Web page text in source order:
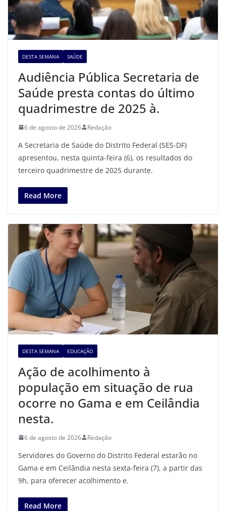
DESTA SEMANA SAÚDE
Audiência Pública Secretaria de
Saúde presta contas do último
quadrimestre de 2025 à.
6 de agosto de 2026 Redação
A Secretaria de Saúde do Distrito Federal (SES-DF)
apresentou, nesta quinta-feira (6), os resultados do
terceiro quadrimestre de 2025 durante.
Read More
DESTA SEMANA EDUCAÇÃO
Ação de acolhimento à
população em situação de rua
ocorre no Gama e em Ceilândia
nesta.
6 de agosto de 2026 Redação
Servidores do Governo do Distrito Federal estarão no
Gama e em Ceilândia nesta sexta-feira (7), a partir das
9h, para oferecer acolhimento e.
Read More